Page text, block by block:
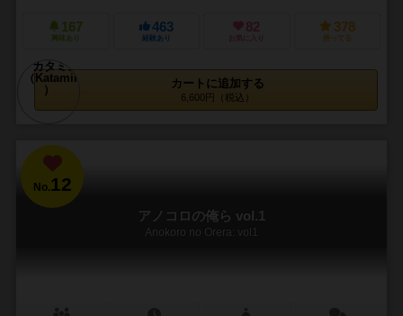
167
興味あり
463
経験あり
82
お気に入り
378
持ってる
カートに追加する
6,600円（税込）
No.12
アノコロの俺ら vol.1
Anokoro no Orera: vol1